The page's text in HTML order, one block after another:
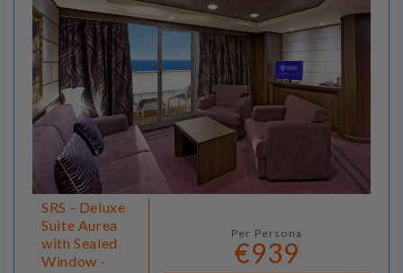
SRS - Deluxe
Suite Aurea
with Sealed
Window -
Per Persona
€939